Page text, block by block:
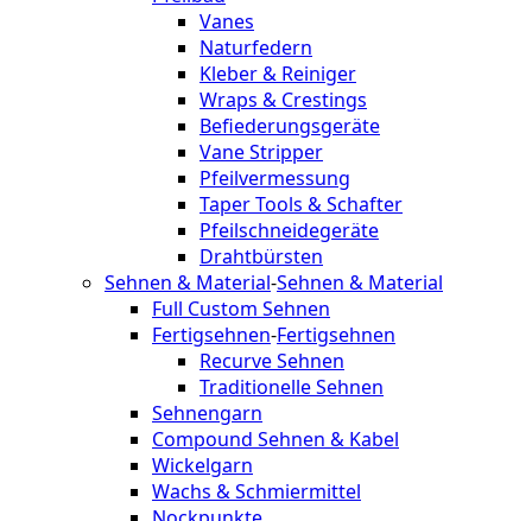
Vanes
Naturfedern
Kleber & Reiniger
Wraps & Crestings
Befiederungsgeräte
Vane Stripper
Pfeilvermessung
Taper Tools & Schafter
Pfeilschneidegeräte
Drahtbürsten
Sehnen & Material-Sehnen & Material
Full Custom Sehnen
Fertigsehnen-Fertigsehnen
Recurve Sehnen
Traditionelle Sehnen
Sehnengarn
Compound Sehnen & Kabel
Wickelgarn
Wachs & Schmiermittel